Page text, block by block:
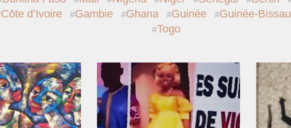
Côte d’Ivoire
Gambie Ghana Guinée Guinée-Bissau
Togo